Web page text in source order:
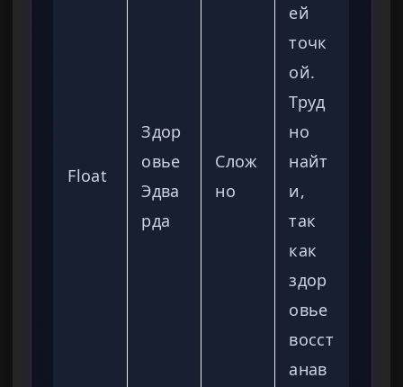
Float
Здор
овье
Эдва
рда
Слож
но
ей
точк
ой.
Труд
но
найт
и,
так
как
здор
овье
восст
анав